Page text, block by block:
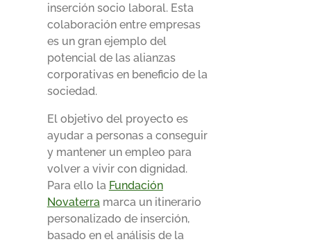
inserción socio laboral. Esta
colaboración entre empresas
es un gran ejemplo del
potencial de las alianzas
corporativas en beneficio de la
sociedad.
El objetivo del proyecto es
ayudar a personas a conseguir
y mantener un empleo para
volver a vivir con dignidad.
Para ello la Fundación
Novaterra marca un itinerario
personalizado de inserción,
basado en el análisis de la